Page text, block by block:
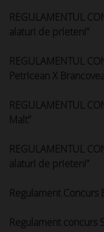
REGULAMENTUL
alaturi de prieteni”
REGULAMENTUL
Petricean X
REGULAMENTUL
Malt”
REGULAMENTUL
alaturi de prieteni”
Regulament Concurs
Regulament concurs